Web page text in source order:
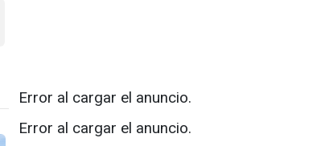
Error al cargar el anuncio.
Error al cargar el anuncio.